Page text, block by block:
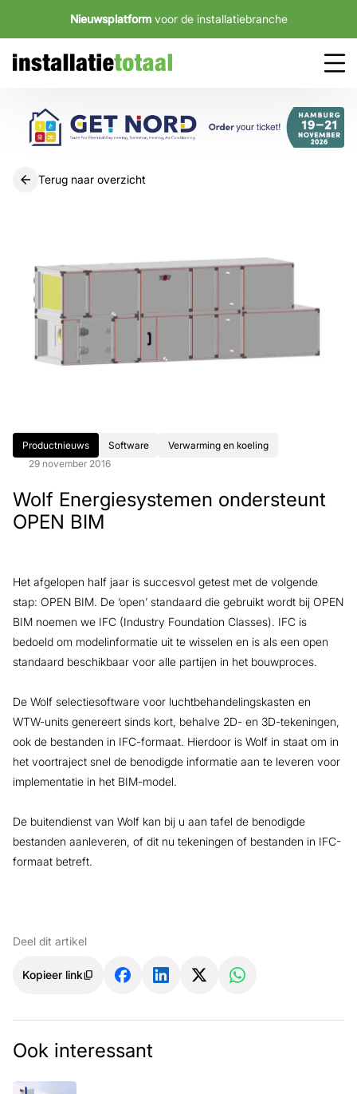
Nieuwsplatform voor de installatiebranche
Terug naar overzicht
Productnieuws Software
Verwarming en koeling
29 november 2016
Wolf Energiesystemen ondersteunt
OPEN BIM
Het afgelopen half jaar is succesvol getest met de volgende
stap: OPEN BIM. De ‘open’ standaard die gebruikt wordt bij OPEN
BIM noemen we IFC (Industry Foundation Classes). IFC is
bedoeld om modelinformatie uit te wisselen en is als een open
standaard beschikbaar voor alle partijen in het bouwproces.
De Wolf selectiesoftware voor luchtbehandelingskasten en
WTW-units genereert sinds kort, behalve 2D- en 3D-tekeningen,
ook de bestanden in IFC-formaat. Hierdoor is Wolf in staat om in
het voortraject snel de benodigde informatie aan te leveren voor
implementatie in het BIM-model.
De buitendienst van Wolf kan bij u aan tafel de benodigde
bestanden aanleveren, of dit nu tekeningen of bestanden in IFC-
formaat betreft.
Deel dit artikel
Kopieer link
Ook interessant